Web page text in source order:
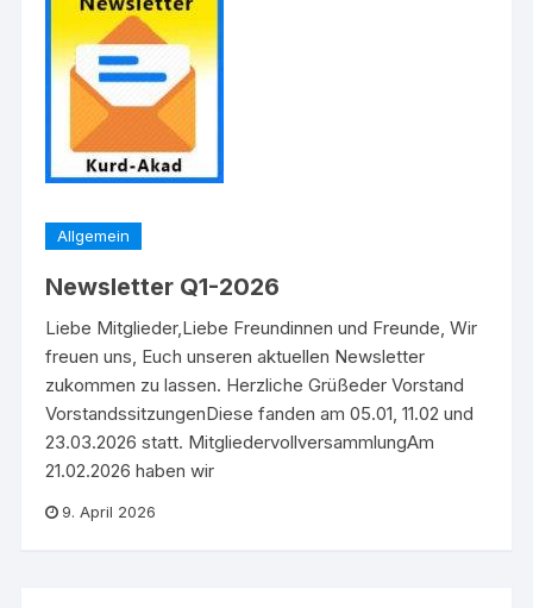
Allgemein
Newsletter Q1-2026
Liebe Mitglieder,Liebe Freundinnen und Freunde, Wir
freuen uns, Euch unseren aktuellen Newsletter
zukommen zu lassen. Herzliche Grüßeder Vorstand
VorstandssitzungenDiese fanden am 05.01, 11.02 und
23.03.2026 statt. MitgliedervollversammlungAm
21.02.2026 haben wir
9. April 2026